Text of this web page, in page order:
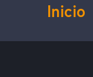
Inicio